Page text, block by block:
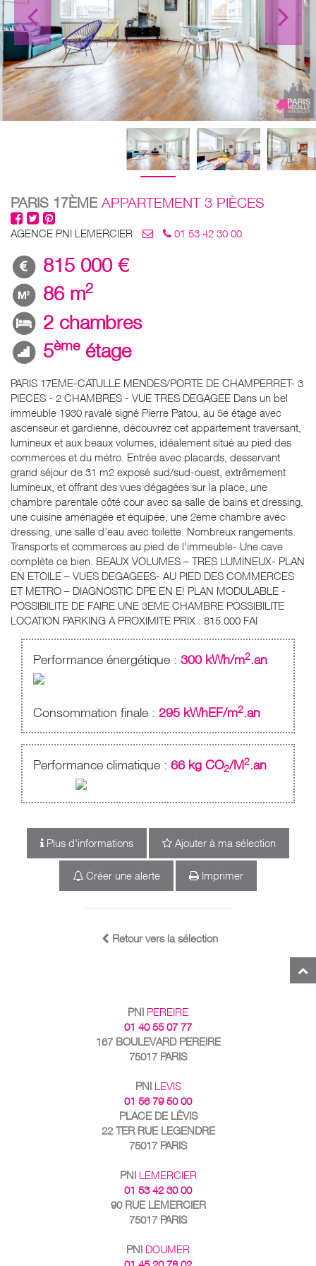
PARIS 17ÈME APPARTEMENT 3 PIÈCES
AGENCE PNI LEMERCIER 01 53 42 30 00
815 000 €
86 m2
2 chambres
5èmeétage
PARIS 17EME-CATULLE MENDES/PORTE DE CHAMPERRET- 3
PIECES - 2 CHAMBRES - VUE TRES DEGAGEE Dans un bel
immeuble 1930 ravalé signé Pierre Patou, au 5e étage avec
ascenseur et gardienne, découvrez cet appartement traversant,
lumineux et aux beaux volumes, idéalement situé au pied des
commerces et du métro. Entrée avec placards, desservant
grand séjour de 31 m2 exposé sud/sud-ouest, extrêmement
lumineux, et offrant des vues dégagées sur la place, une
chambre parentale côté cour avec sa salle de bains et dressing,
une cuisine aménagée et équipée, une 2eme chambre avec
dressing, une salle d’eau avec toilette. Nombreux rangements.
Transports et commerces au pied de l'immeuble- Une cave
complète ce bien. BEAUX VOLUMES – TRES LUMINEUX- PLAN
EN ETOILE – VUES DEGAGEES- AU PIED DES COMMERCES
ET METRO – DIAGNOSTIC DPE EN E! PLAN MODULABLE -
POSSIBILITE DE FAIRE UNE 3EME CHAMBRE POSSIBILITE
LOCATION PARKING A PROXIMITE PRIX : 815.000 FAI
Performance énergétique : 300 kWh/m2.an
Consommation finale : 295 kWhEF/m2.an
Performance climatique : 66 kg CO2/M2.an
Plus d'informations Ajouter à ma sélection
Créer une alerte Imprimer
Retour vers la sélection
PNI PEREIRE
01 40 55 07 77
167 BOULEVARD PEREIRE
75017 PARIS
PNI LEVIS
01 56 79 50 00
PLACE DE LÉVIS
22 TER RUE LEGENDRE
75017 PARIS
PNI LEMERCIER
01 53 42 30 00
90 RUE LEMERCIER
75017 PARIS
PNI DOUMER